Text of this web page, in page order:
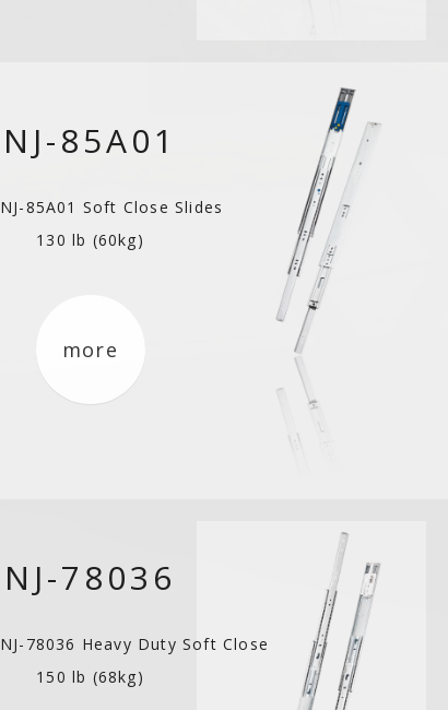
NJ-85A01
NJ-85A01 Soft Close Slides
130 lb (60kg)
more
NJ-78036
NJ-78036 Heavy Duty Soft Close
150 lb (68kg)